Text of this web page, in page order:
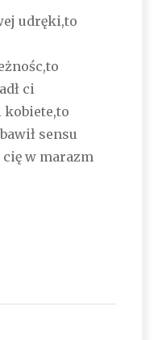
udręki,to
ci
kobiete,to
sensu
w marazm